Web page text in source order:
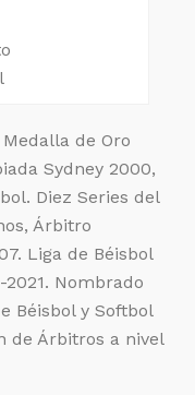
de Oro
Sydney 2000,
Diez Series del
Árbitro
Liga de Béisbol
Nombrado
Béisbol y Softbol
de Árbitros a nivel